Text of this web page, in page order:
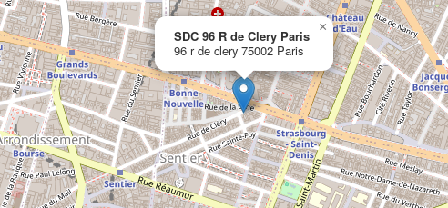
www.vme.plus/AD1685007
SDC 96 R de Clery Paris
96 r de clery75002 Paris
SDC 96 R de Clery Paris
96 r de clery 75002 Paris
×